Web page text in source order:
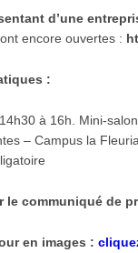
d’une
encore ouvertes :
:
à 16h. Mini-
– Campus la
le communiqué de
en images :